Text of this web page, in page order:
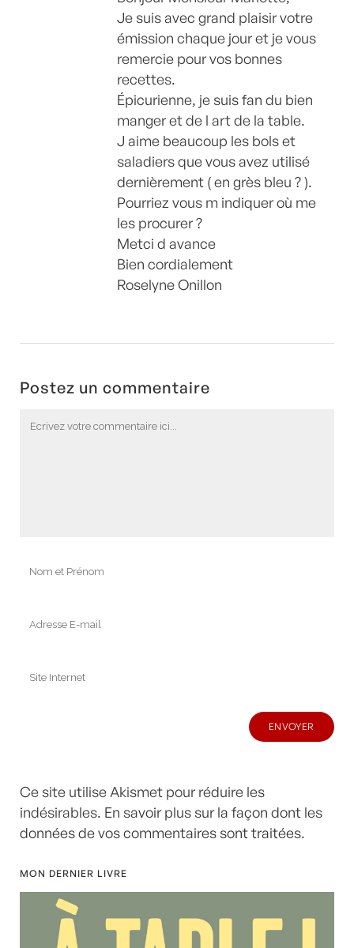
Je suis avec grand plaisir votre
émission chaque jour et je vous
remercie pour vos bonnes
recettes.
Épicurienne, je suis fan du bien
manger et de l art de la table.
J aime beaucoup les bols et
saladiers que vous avez utilisé
dernièrement ( en grès bleu ? ).
Pourriez vous m indiquer où me
les procurer ?
Metci d avance
Bien cordialement
Roselyne Onillon
Postez un commentaire
Ce site utilise Akismet pour réduire les
indésirables. En savoir plus sur la façon dont les
données de vos commentaires sont traitées.
MON DERNIER LIVRE